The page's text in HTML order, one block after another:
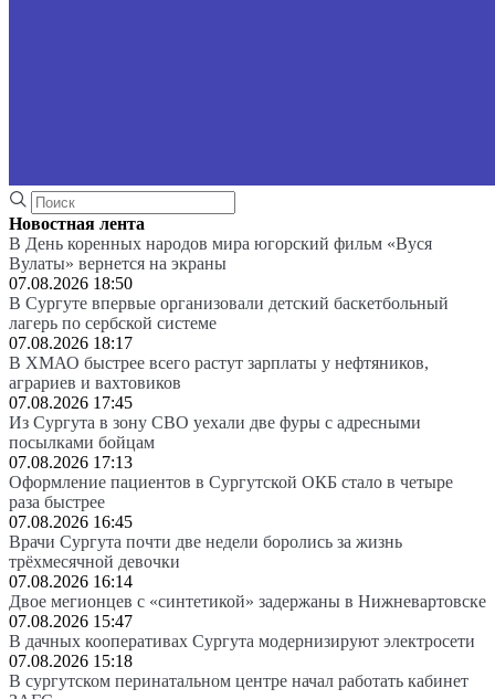
Новостная лента
В День коренных народов мира югорский фильм «Вуся
Вулаты» вернется на экраны
07.08.2026 18:50
В Сургуте впервые организовали детский баскетбольный
лагерь по сербской системе
07.08.2026 18:17
В ХМАО быстрее всего растут зарплаты у нефтяников,
аграриев и вахтовиков
07.08.2026 17:45
Из Сургута в зону СВО уехали две фуры с адресными
посылками бойцам
07.08.2026 17:13
Оформление пациентов в Сургутской ОКБ стало в четыре
раза быстрее
07.08.2026 16:45
Врачи Сургута почти две недели боролись за жизнь
трёхмесячной девочки
07.08.2026 16:14
Двое мегионцев с «синтетикой» задержаны в Нижневартовске
07.08.2026 15:47
В дачных кооперативах Сургута модернизируют электросети
07.08.2026 15:18
В сургутском перинатальном центре начал работать кабинет